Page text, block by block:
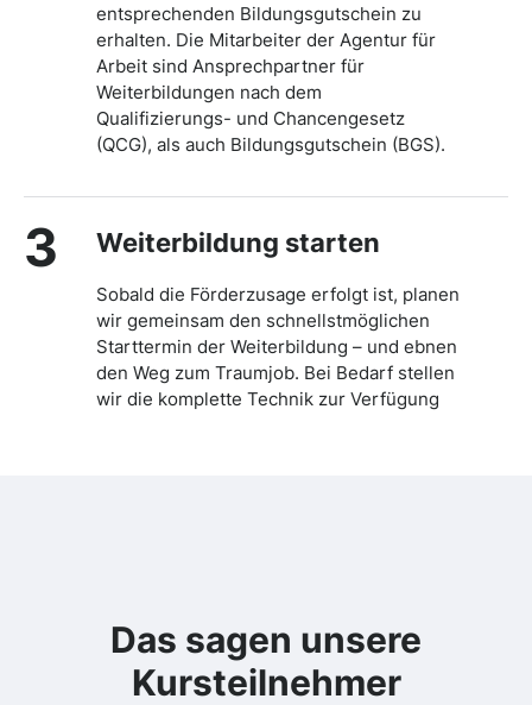
entsprechenden Bildungsgutschein zu
erhalten. Die Mitarbeiter der Agentur für
Arbeit sind Ansprechpartner für
Weiterbildungen nach dem
Qualifizierungs- und Chancengesetz
(QCG), als auch Bildungsgutschein (BGS).
3 Weiterbildung starten
Sobald die Förderzusage erfolgt ist, planen
wir gemeinsam den schnellstmöglichen
Starttermin der Weiterbildung – und ebnen
den Weg zum Traumjob. Bei Bedarf stellen
wir die komplette Technik zur Verfügung
Das sagen unsere
Kursteilnehmer